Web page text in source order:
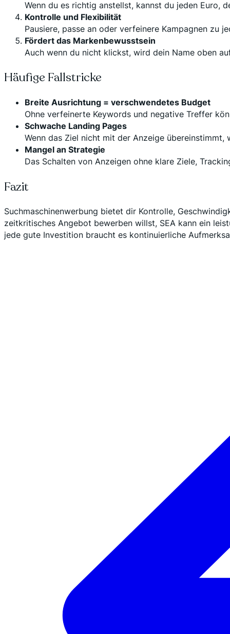
Wenn du es richtig anstellst, kannst du jeden Euro,
Kontrolle und Flexibilität
Pausiere, passe an oder verfeinere Kampagnen zu
Fördert das Markenbewusstsein
Auch wenn du nicht klickst, wird dein Name oben
Häufige Fallstricke
Breite Ausrichtung = verschwendetes Budget
Ohne verfeinerte Keywords und negative Treffer
Schwache Landing Pages
Wenn das Ziel nicht mit der Anzeige
Mangel an Strategie
Das Schalten von Anzeigen ohne klare Ziele,
Fazit
Suchmaschinenwerbung bietet dir Kontrolle,
zeitkritisches Angebot bewerben willst, SEA kann ein
jede gute Investition braucht es kontinuierliche